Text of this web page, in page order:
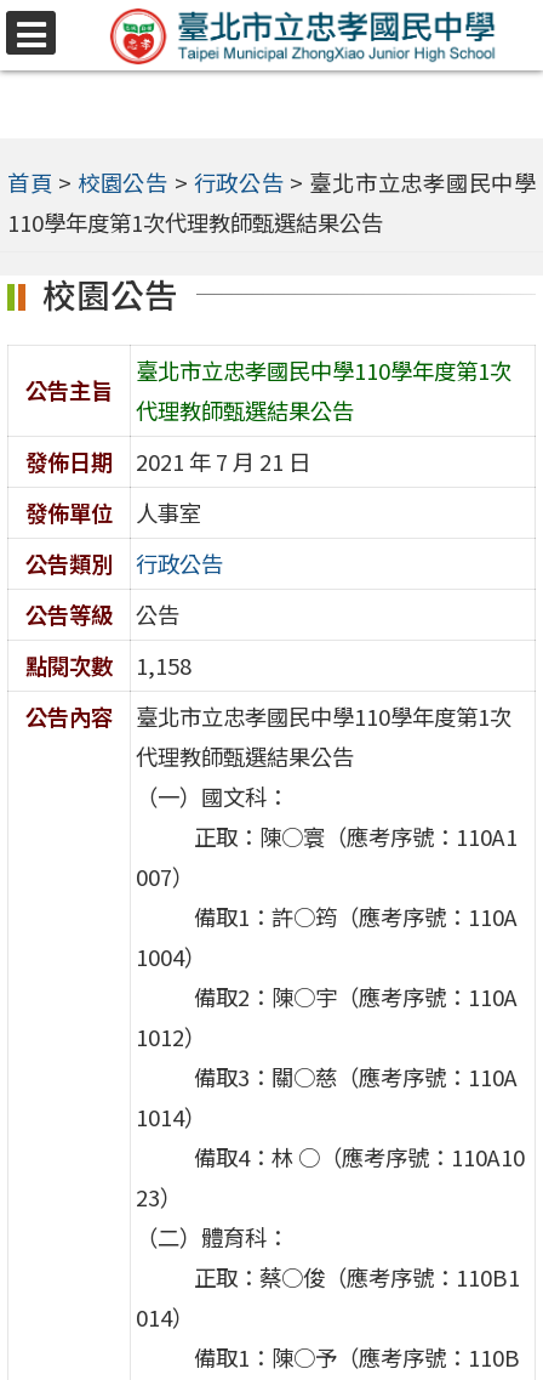
跳
至
內
容
選
首頁 > 校園公告 > 行政公告 > 臺北市立忠孝國民中學
110學年度第1次代理教師甄選結果公告
校園公告
公告主旨
臺北市立忠孝國民中學110學年度第1次
代理教師甄選結果公告
發佈日期
2021 年 7 月 21 日
發佈單位
人事室
公告類別
行政公告
公告等級
公告
點閱次數
1,158
公告內容
臺北市立忠孝國民中學110學年度第1次
代理教師甄選結果公告
（一）國文科：
正取：陳○寰（應考序號：110A1
007）
備取1：許○筠（應考序號：110A
1004）
備取2：陳○宇（應考序號：110A
1012）
備取3：關○慈（應考序號：110A
1014）
備取4：林 ○（應考序號：110A10
23）
（二）體育科：
正取：蔡○俊（應考序號：110B1
014）
備取1：陳○予（應考序號：110B